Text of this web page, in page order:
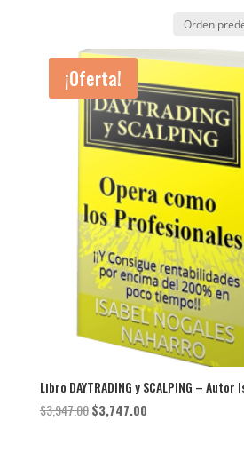
¡Oferta!
Libro DAYTRADING y SCALPING – Autor
$3,947.00 El
$3,747.00El